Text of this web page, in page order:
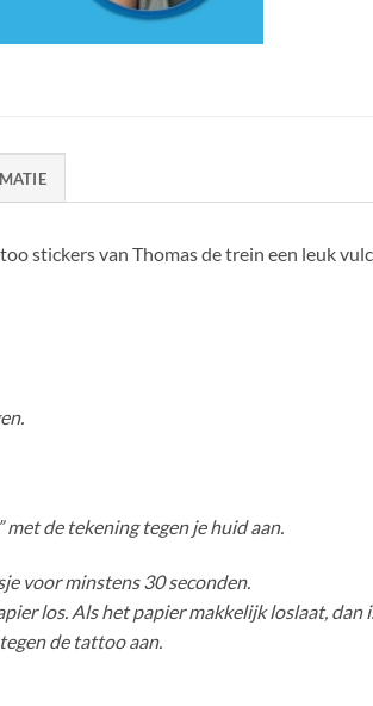
stickers van Thomas de trein een leuk
de tekening tegen je huid aan.
voor minstens 30 seconden.
los. Als het papier makkelijk loslaat,
de tattoo aan.